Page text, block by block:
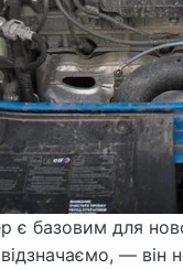
є базовим для
— він